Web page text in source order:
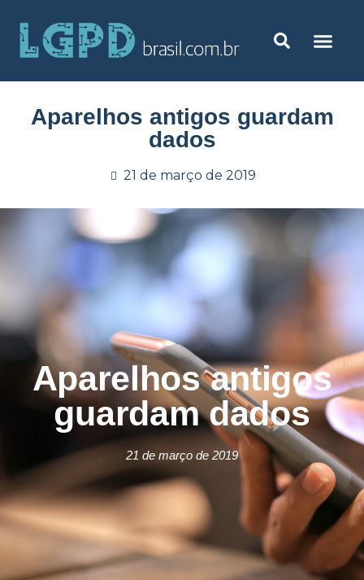
Aparelhos antigos guardam
dados
21 de março de 2019
Aparelhos antigos
guardam dados
21 de março de 2019